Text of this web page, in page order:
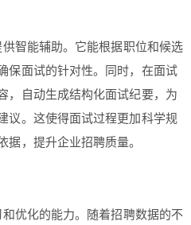
智能辅助。它能根据职位和候选
保面试的针对性。同时，在面试
，自动生成结构化面试纪要，为
议。这使得面试过程更加科学规
据，提升企业招聘质量。
优化的能力。随着招聘数据的不